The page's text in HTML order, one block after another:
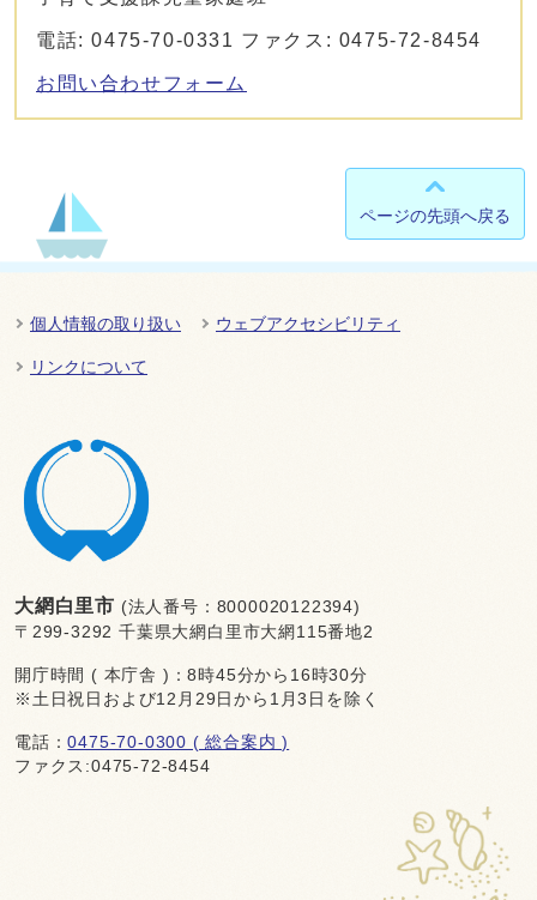
電話: 0475-70-0331 ファクス: 0475-72-8454
お問い合わせフォーム
ページの先頭へ戻る
個人情報の取り扱い ウェブアクセシビリティ
リンクについて
大網白里市 (法人番号：8000020122394)
〒299-3292 千葉県大網白里市大網115番地2
開庁時間 ( 本庁舎 )：8時45分から16時30分
※土日祝日および12月29日から1月3日を除く
電話：0475-70-0300 ( 総合案内 )
ファクス:0475-72-8454